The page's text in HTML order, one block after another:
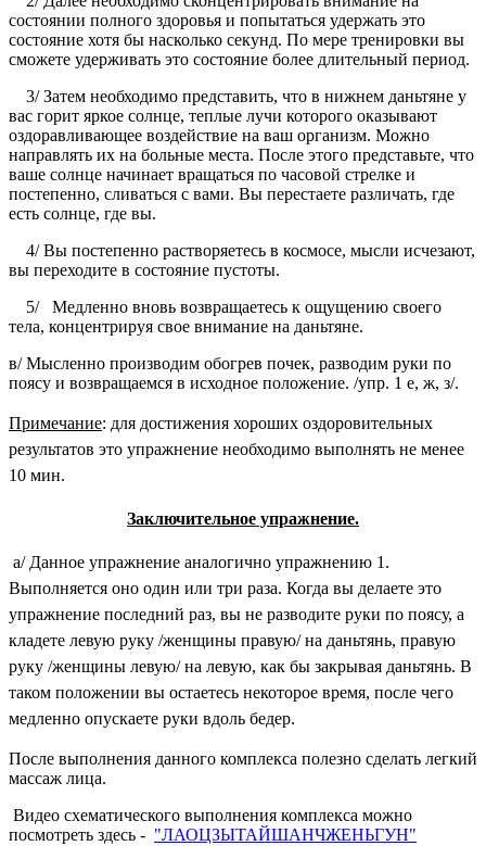
состоянии полного здоровья и попытаться удержать это
состояние хотя бы насколько секунд. По мере тренировки вы
сможете удерживать это состояние более длительный период.
3/ Затем необходимо представить, что в нижнем даньтяне у
вас горит яркое солнце, теплые лучи которого оказывают
оздоравливающее воздействие на ваш организм. Можно
направлять их на больные места. После этого представьте, что
ваше солнце начинает вращаться по часовой стрелке и
постепенно, сливаться с вами. Вы перестаете различать, где
есть солнце, где вы.
4/ Вы постепенно растворяетесь в космосе, мысли исчезают,
вы переходите в состояние пустоты.
5/ Медленно вновь возвращаетесь к ощущению своего
тела, концентрируя свое внимание на даньтяне.
в/ Мысленно производим обогрев почек, разводим руки по
поясу и возвращаемся в исходное положение. /упр. 1 е, ж, з/.
Примечание: для достижения хороших оздоровительных
результатов это упражнение необходимо выполнять не менее
10 мин.
Заключительное упражнение.
а/ Данное упражнение аналогично упражнению 1.
Выполняется оно один или три раза. Когда вы делаете это
упражнение последний раз, вы не разводите руки по поясу, а
кладете левую руку /женщины правую/ на даньтянь, правую
руку /женщины левую/ на левую, как бы закрывая даньтянь. В
таком положении вы остаетесь некоторое время, после чего
медленно опускаете руки вдоль бедер.
После выполнения данного комплекса полезно сделать легкий
массаж лица.
Видео схематического выполнения комплекса можно
посмотреть здесь - "ЛАОЦЗЫТАЙШАНЧЖЕНЬГУН"